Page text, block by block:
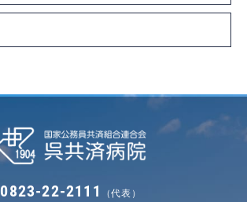
0823-22-2111 （代表）